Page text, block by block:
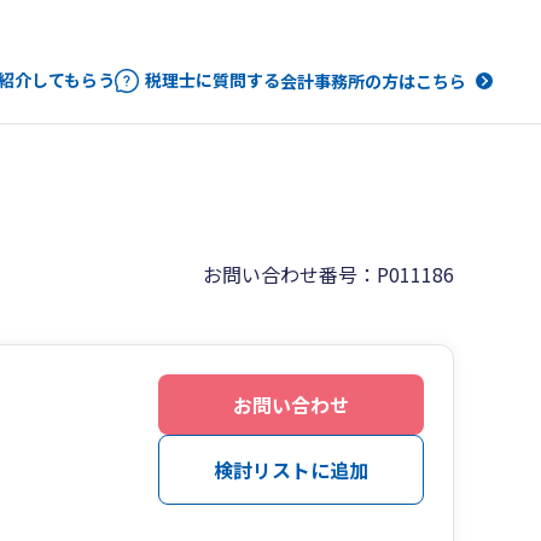
介してもらう 税理士に質問する会計事務所の方はこちら
お問い合わせ番号：P011186
お問い合わせ
検討リストに追加